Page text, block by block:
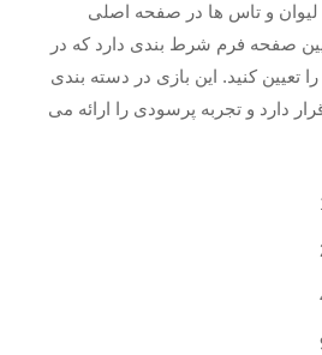
لیوان و تاس‌ ها در صفحه‌ اصلی
صفحه فرم شرط‌ بندی دارد که در
تعیین کنید. این بازی در دسته‌ بندی
دارد و تجربه‌ پرسودی را ارائه می‌